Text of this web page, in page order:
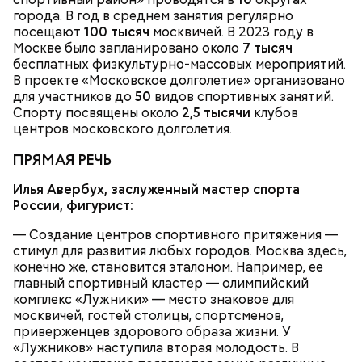
города. В год в среднем занятия регулярно
посещают 100 тысяч москвичей. В 2023 году в
Москве было запланировано около 7 тысяч
бесплатных физкультурно-массовых мероприятий.
В проекте «Московское долголетие» организовано
для участников до 50 видов спортивных занятий.
Спорту посвящены около 2,5 тысячи клубов
центров московского долголетия.
ПРЯМАЯ РЕЧЬ
Илья Авербух, заслуженный мастер спорта
России, фигурист:
— Создание центров спортивного притяжения —
стимул для развития любых городов. Москва здесь,
конечно же, становится эталоном. Например, ее
главный спортивный кластер — олимпийский
комплекс «Лужники» — место знаковое для
москвичей, гостей столицы, спортсменов,
приверженцев здорового образа жизни. У
«Лужников» наступила вторая молодость. В
Внутри Мавзолея находится траурный зал, где
покоится тело Ленина. Он оформлен в темных и
красных тонах. Тело Владимира Ильича
подсвечивают 14 лампочек розового спектра,
которые придают коже естественный цвет. Это
позволяет Ленину выглядеть максимально живым.
Также в саркофаге постоянно циркулирует воздух
температурой +16 градусов. Отметим, что в здании
запрещено фотографировать бывшего вождя и
Московский зоопарк
— В пассажирах не терплю грубости. Да и, в
— Не люблю, когда велосипеды где ни попадя
оставляют. Иногда пытаешься зайти в метро, а у
входа велосипед. И ты просишь: мол, уберите —
там же ведь специальные подставки есть для
велосипедов. Но без толку: на подставки не ставят,
а ставят у дверей. И это прямо мешает очень
сильно, — сказал Иван, 19 лет.